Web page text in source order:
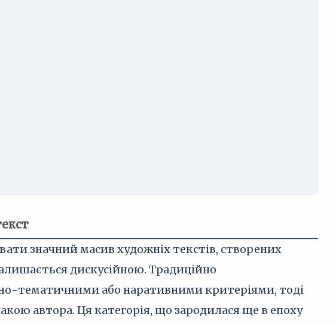
значний масив художніх текстів, створених
дискусійною. Традиційно
тематичними або наративними критеріями, тоді
автора. Ця категорія, що зародилася ще в епоху